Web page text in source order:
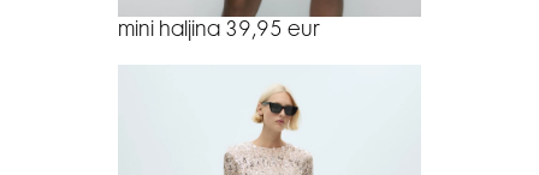
mini haljina 39,95 eur